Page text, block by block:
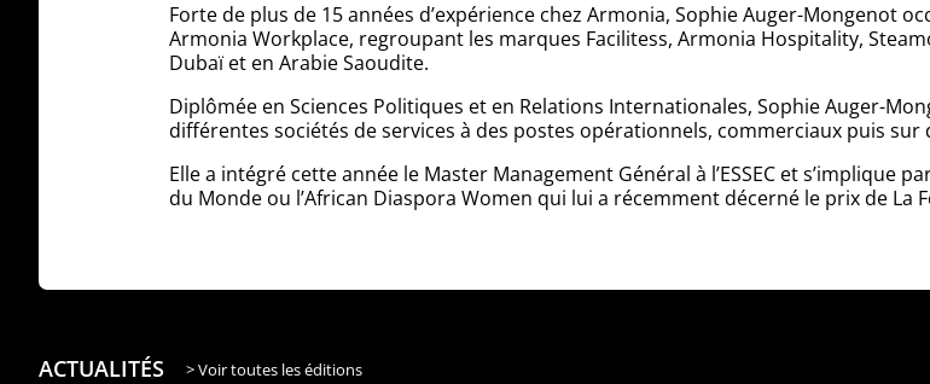
Forte de plus de 15 années d’expérience chez Armonia, Sophie Auger-Mongenot
Armonia Workplace, regroupant les marques Facilitess, Armonia Hospitality,
Dubaï et en Arabie Saoudite.
Diplômée en Sciences Politiques et en Relations Internationales, Sophie Auger-
différentes sociétés de services à des postes opérationnels, commerciaux puis
Elle a intégré cette année le Master Management Général à l’ESSEC et s’implique
du Monde ou l’African Diaspora Women qui lui a récemment décerné le prix de La
ACTUALITÉS > Voir toutes les éditions